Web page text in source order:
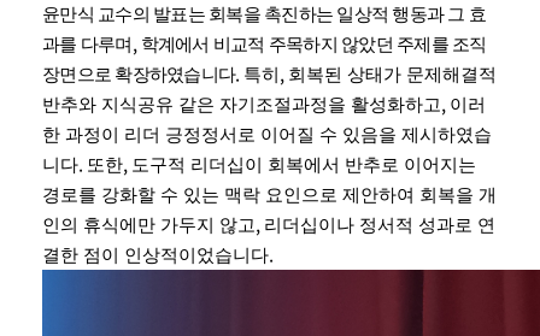
윤만식 교수의 발표는 회복을 촉진하는 일상적 행동과 그 효
과를 다루며 , 학계에서 비교적 주목하지 않았던 주제를 조직
장면으로 확장하였습니다. 특히 , 회복된 상태가 문제해결적
반추와 지식공유 같은 자기조절과정을 활성화하고, 이러
한 과정이 리더 긍정정서로 이어질 수 있음을 제시하였습
니다. 또한, 도구적 리더십이 회복에서 반추로 이어지는
경로를 강화할 수 있는 맥락 요인으로 제안하여 회복을 개
인의 휴식에만 가두지 않고, 리더십이나 정서적 성과로 연
결한 점이 인상적이었습니다.